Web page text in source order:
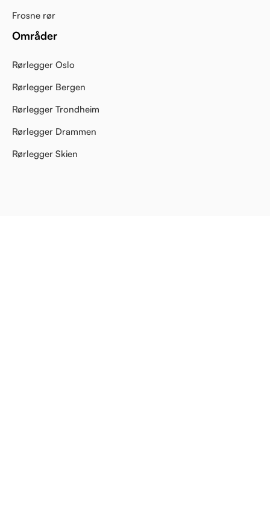
Frosne rør
Områder
Rørlegger Oslo
Rørlegger Bergen
Rørlegger Trondheim
Rørlegger Drammen
Rørlegger Skien